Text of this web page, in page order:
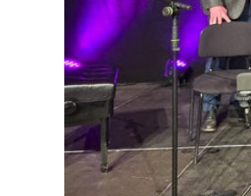
unsere Website nutzen.
Google Analytics
Name: _ga, _gid,
Anbieter: Google LLC
Zweck:
Erhebung
Nutzung